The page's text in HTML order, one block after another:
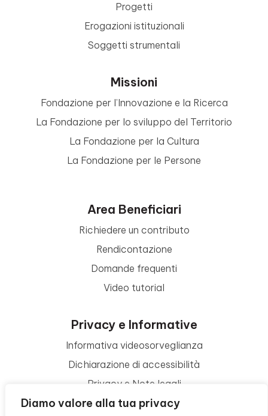
Diamo valore alla tua privacy
Progetti
Erogazioni istituzionali
Soggetti strumentali
Missioni
Fondazione per l’Innovazione e la Ricerca
La Fondazione per lo sviluppo del Territorio
La Fondazione per la Cultura
La Fondazione per le Persone
Area Beneficiari
Richiedere un contributo
Rendicontazione
Domande frequenti
Video tutorial
Privacy e Informative
Informativa videosorveglianza
Dichiarazione di accessibilità
Privacy e Note legali
Termini di utilizzo